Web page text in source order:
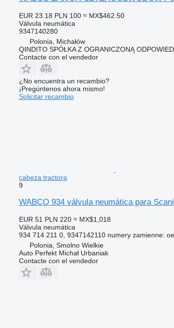
EUR 23.18 PLN 100 ≈ MX$462.50
Válvula neumática
9347140280
Polonia, Michałów
QINDITO SPÓŁKA Z OGRANICZONĄ
Contacte con el vendedor
¿No encuentra un recambio?
¡Pregúntenos ahora mismo!
Solicitar recambio
cabeza tractora
9
WABCO 934 válvula neumática para
EUR 51 PLN 220 ≈ MX$1,018
Válvula neumática
934 714 211 0, 9347142110 numery zamienne:
Polonia, Smolno Wielkie
Auto Perfekt Michał Urbaniak
Contacte con el vendedor